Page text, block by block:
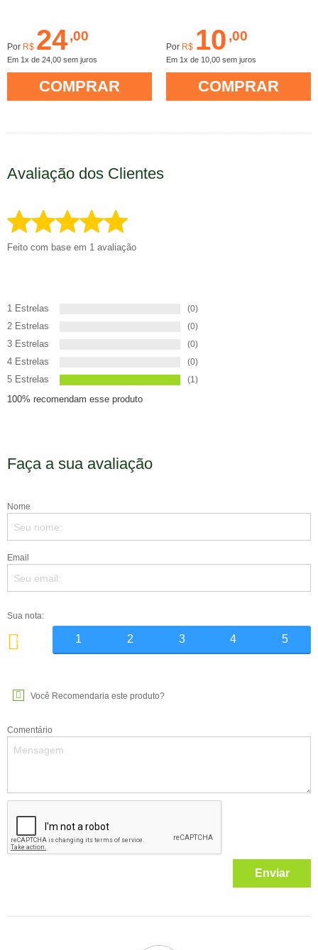
Por R$ 24,00
Em 1x de 24,00 sem juros
COMPRAR
Por R$ 10 ,00
Em 1x de 10,00 sem juros
COMPRAR
Avaliação dos Clientes
Feito com base em 1 avaliação
1 Estrelas (0)
2 Estrelas (0)
3 Estrelas (0)
4 Estrelas (0)
5 Estrelas (1)
100% recomendam esse produto
Faça a sua avaliação
Nome
Email
Sua nota:
5 5
4
3
2
1
Você Recomendaria este produto?
Comentário
Enviar